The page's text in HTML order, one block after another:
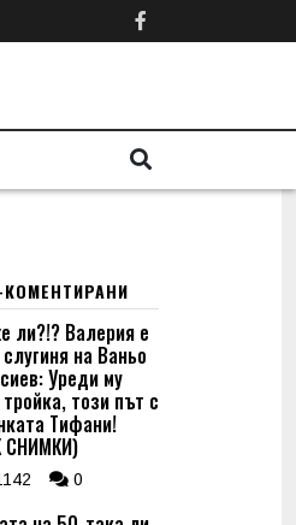
ли?!? Валерия е
на Ваньо
Уреди му
този път с
Тифани!
СНИМКИ)
0